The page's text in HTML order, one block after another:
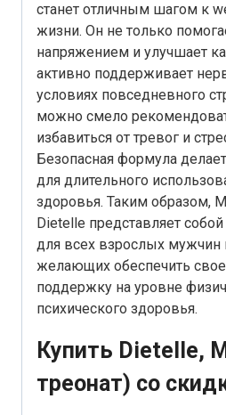
станет отличным шагом к
жизни. Он не только
напряжением и улучшает
активно поддерживает
условиях повседневного
можно смело
избавиться от тревог и
Безопасная формула
для длительного
здоровья. Таким образом,
Dietelle представляет
для всех взрослых
желающих обеспечить
поддержку на уровне
психического здоровья.
Купить Dietelle,
треонат) со